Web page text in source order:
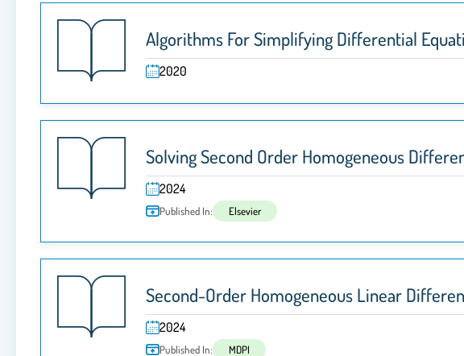
Algorithms For Simplifying Differential
2020
Solving Second Order Homogeneous
2024
Published In: Elsevier
Second-Order Homogeneous Linear
2024
Published In: MDPI